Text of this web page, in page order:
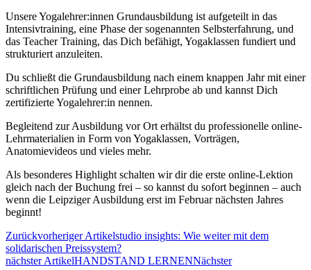
Unsere Yogalehrer:innen Grundausbildung ist aufgeteilt in das
Intensivtraining, eine Phase der sogenannten Selbsterfahrung, und
das Teacher Training, das Dich befähigt, Yogaklassen fundiert und
strukturiert anzuleiten.
Du schließt die Grundausbildung nach einem knappen Jahr mit einer
schriftlichen Prüfung und einer Lehrprobe ab und kannst Dich
zertifizierte Yogalehrer:in nennen.
Begleitend zur Ausbildung vor Ort erhältst du professionelle online-
Lehrmaterialien in Form von Yogaklassen, Vorträgen,
Anatomievideos und vieles mehr.
Als besonderes Highlight schalten wir dir die erste online-Lektion
gleich nach der Buchung frei – so kannst du sofort beginnen – auch
wenn die Leipziger Ausbildung erst im Februar nächsten Jahres
beginnt!
Zurückvorheriger Artikelstudio insights: Wie weiter mit dem
solidarischen Preissystem?
nächster ArtikelHANDSTAND LERNENNächster